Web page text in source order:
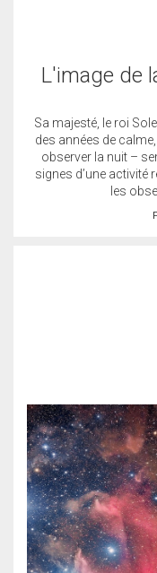
L'image de
Sa majesté, le roi
des années de
observer la nuit –
signes d’une activité
les